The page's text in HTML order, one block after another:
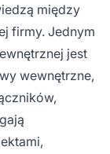
między
firmy. Jednym
jest
wewnętrzne,